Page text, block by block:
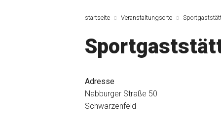
Der „deutsche
Maxhütter
startseite Veranstaltungsorte
Adresse
Nabburger Straße 50
Schwarzenfeld